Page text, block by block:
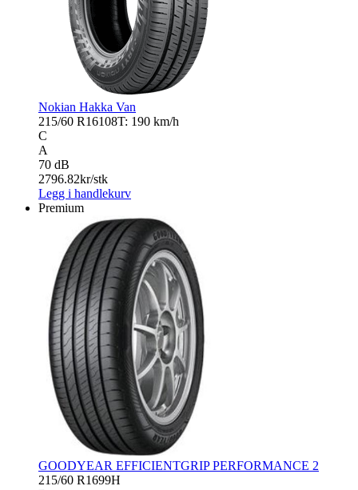
Nokian Hakka Van
215/60 R16108T: 190 km/h
C
A
70 dB
2796.82kr/stk
Legg i handlekurv
Premium
GOODYEAR EFFICIENTGRIP PERFORMANCE 2
215/60 R1699H